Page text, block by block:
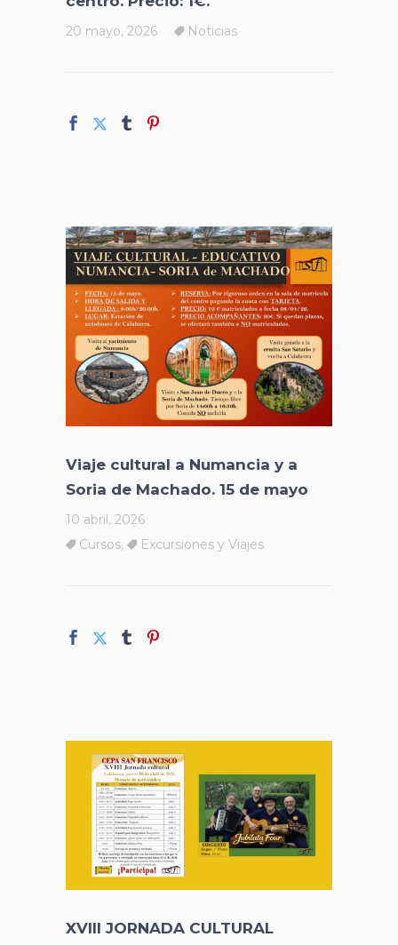
20 mayo, 2026 Noticias
Viaje cultural a Numancia y a
Soria de Machado. 15 de mayo
10 abril, 2026
Cursos, Excursiones y Viajes
XVIII JORNADA CULTURAL